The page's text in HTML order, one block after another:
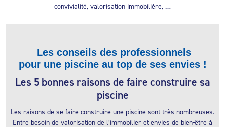
convivialité, valorisation immobilière, …
Les conseils des professionnels
pour une piscine au top de ses envies !
Les 5 bonnes raisons de faire construire sa
piscine
Les raisons de se faire construire une piscine sont très nombreuses.
Entre besoin de valorisation de l’immobilier et envies de bien-être à